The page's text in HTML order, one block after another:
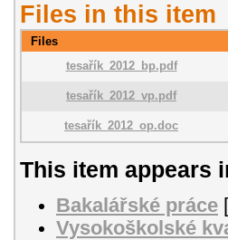
Files in this item
Files
tesařík_2012_bp.pdf
tesařík_2012_vp.pdf
tesařík_2012_op.doc
This item appears
Bakalářské práce
Vysokoškolské